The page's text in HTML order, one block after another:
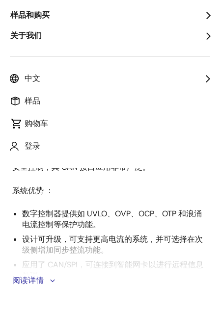
样品和购买
关于我们
中文
样品
购物车
登录
概述
概
述
描
述
随着电动出行（e-Mobility）领域的发展，对更高效的充
电解决方案的需求越来越大。 这款高功率非车载充电器
在通用输入电压范围内运作，并采用高端 MCU 来控制功
率因数校正（PFC）和管理零电压开关（ZVS）——位于
安全控制，其 CAN 接口应用非常广泛。
系统优势 ：
数字控制器提供如 UVLO、OVP、OCP、OTP 和浪涌
电流控制等保护功能。
设计可升级，可支持更高电流的系统，并可选择在次
级侧增加同步整流功能。
应用了 CAN/SPI，可连接到智能网卡以进行远程信息
处理。
阅读详情